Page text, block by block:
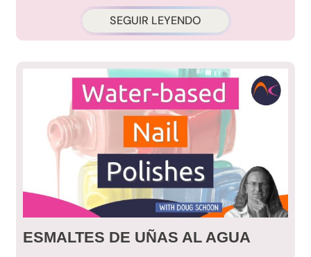
SEGUIR LEYENDO
ESMALTES DE UÑAS AL AGUA